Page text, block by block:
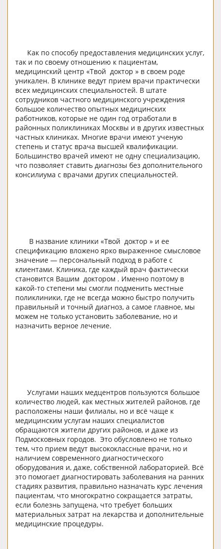
Как по способу предоставления медицинских услуг,
так и по своему отношению к пациентам,
медицинский центр «Твой доктор » в своем роде
уникален. В клинике ведут прием врачи практически
всех медицинских специальностей. В штате
сотрудников частного медицинского учреждения
большое количество опытных медицинских
работников, которые не один год отработали в
районных поликлиниках Москвы и в других известных
частных клиниках. Многие врачи имеют ученую
степень и статус врача высшей квалификации.
Большинство врачей имеют не одну специализацию,
что позволяет ставить диагнозы без дополнительного
консилиума с врачами других специальностей.
В название клиники «Твой доктор » и ее
спецификацию вложено ярко выраженное смысловое
значение — персональный подход в работе с
клиентами. Клиника, где каждый врач фактически
становится Вашим доктором . Именно поэтому в
какой-то степени мы смогли подменить местные
поликлиники, где не всегда можно быстро получить
правильный и точный диагноз, а самое главное, мы
можем не только установить заболевание, но и
назначить верное лечение.
Услугами наших медцентров пользуются большое
количество людей, как местных жителей районов, где
расположены наши филиалы, но и всё чаще к
медицинским услугам наших специалистов
обращаются жители других районов, и даже из
Подмосковных городов. Это обусловлено не только
тем, что прием ведут высококлассные врачи, но и
наличием современного диагностического
оборудования и, даже, собственной лабораторией. Всё
это помогает диагностировать заболевания на ранних
стадиях развития, правильно назначать курс лечения
пациентам, что многократно сокращается затраты,
если болезнь запущена, что требует больших
материальных затрат на лекарства и дополнительные
медицинские процедуры.